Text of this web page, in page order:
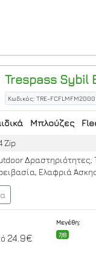
TrespassSybil
Κωδικός: TRE-
Μπλούζες
Zip
Δραστηριότητες,
Ελαφριά
24.9€
Μεγέθη:
7/8